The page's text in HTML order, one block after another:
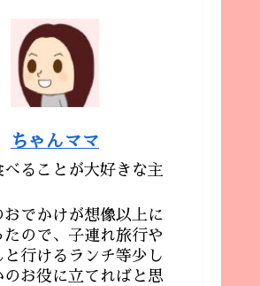
ちゃんママ
べることが大好きな主
おでかけが想像以上に
たので、子連れ旅行や
と行けるランチ等少し
のお役に立てればと思